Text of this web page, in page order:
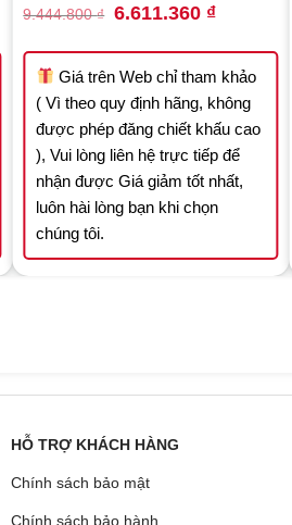
₫.
9.444.800₫ Original
price
9.444.800 ₫.
6.611.360 ₫Current
6.611.360 ₫.
Giá trên Web chỉ tham khảo
( Vì theo quy định hãng, không
được phép đăng chiết khấu cao
), Vui lòng liên hệ trực tiếp để
nhận được Giá giảm tốt nhất,
luôn hài lòng bạn khi chọn
chúng tôi.
HỖ TRỢ KHÁCH HÀNG
Chính sách bảo mật
Chính sách bảo hành